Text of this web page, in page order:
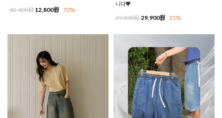
42,400원 12,800원 70%
니다♥
39,800원29,900원 25%